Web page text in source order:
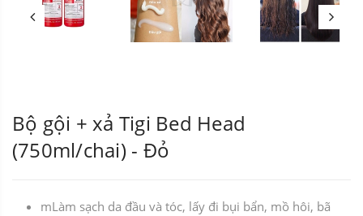
Bộ gội + xả Tigi Bed Head
(750ml/chai) - Đỏ
mLàm sạch da đầu và tóc, lấy đi bụi bẩn, mồ hôi, bã